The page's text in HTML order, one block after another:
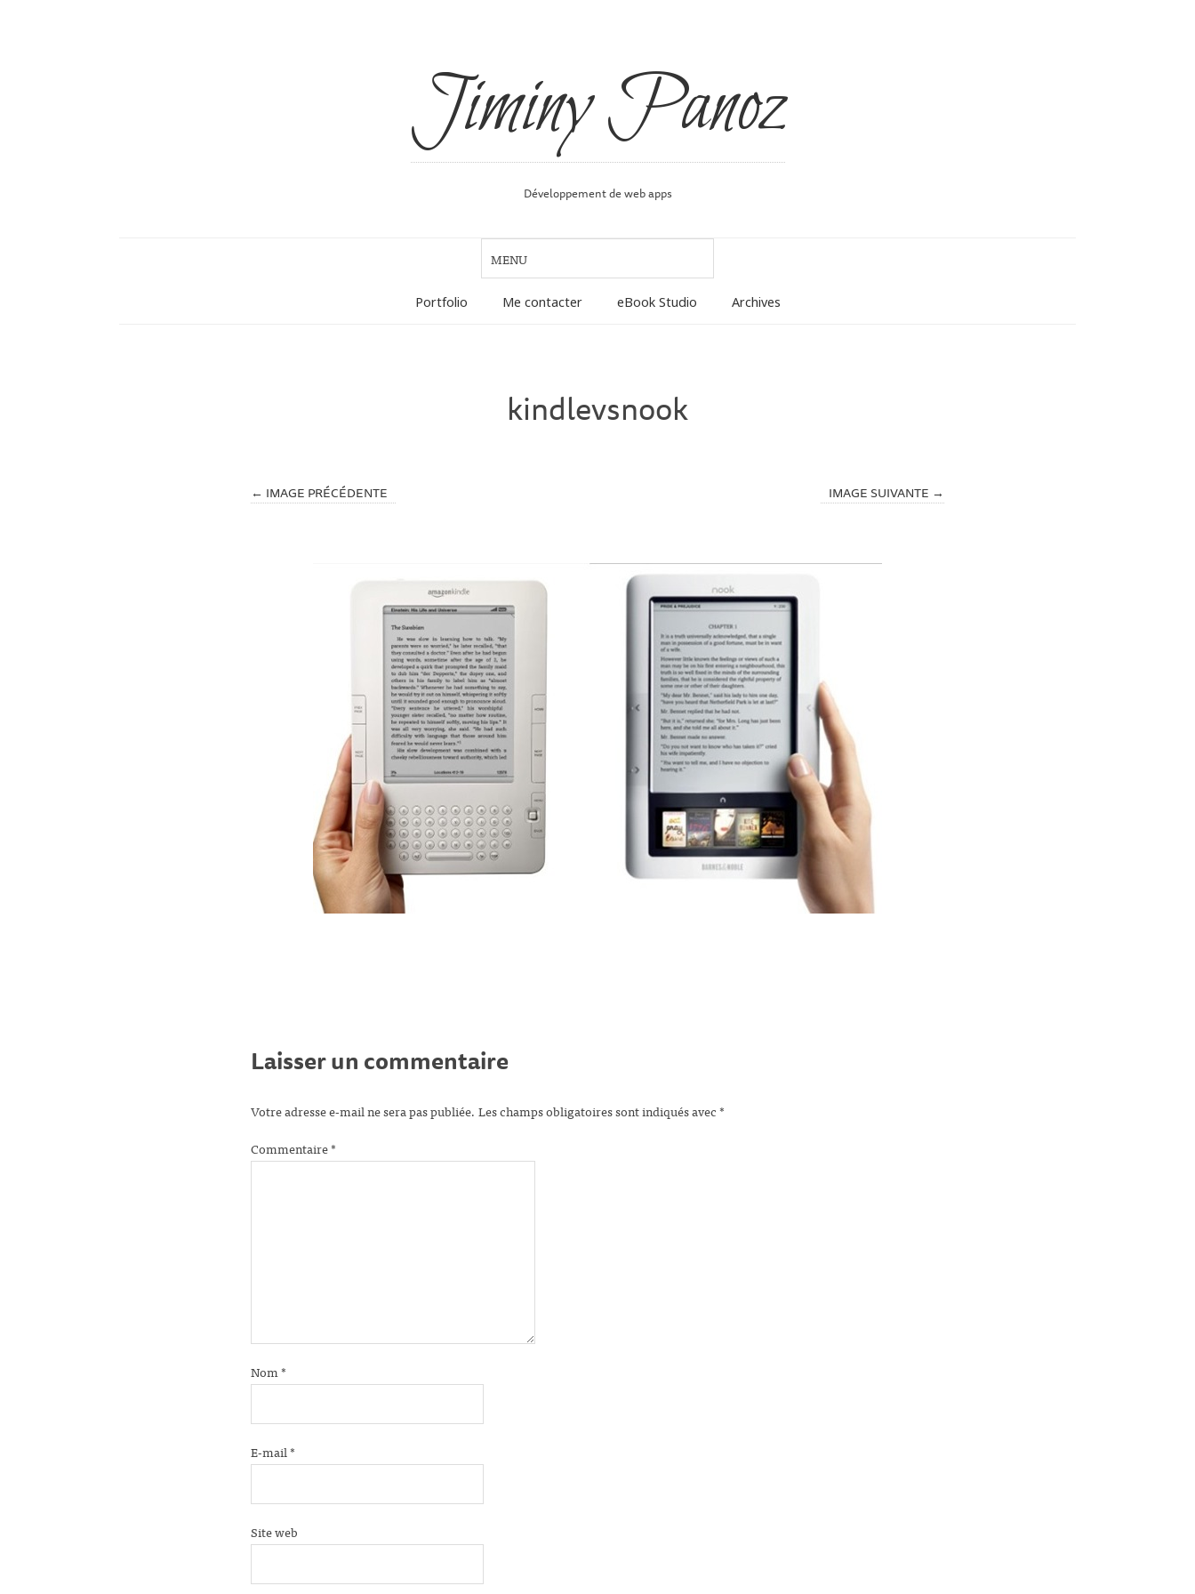
Jiminy Panoz
Développement de web apps
Portfolio Me contacter eBook Studio Archives
kindlevsnook
← IMAGE PRÉCÉDENTE IMAGE SUIVANTE →
Laisser un commentaire
Votre adresse e-mail ne sera pas publiée. Les champs obligatoires sont indiqués avec*
Commentaire*
Nom*
E-mail*
Site web